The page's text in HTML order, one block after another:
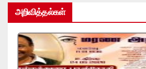
அறிவித்தல்கள்